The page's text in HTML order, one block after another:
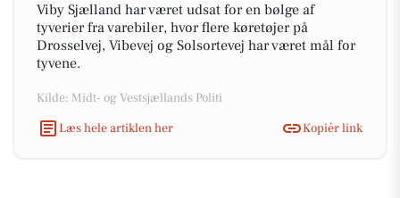
Viby Sjælland har været udsat for en bølge af
tyverier fra varebiler, hvor flere køretøjer på
Drosselvej, Vibevej og Solsortevej har været mål for
tyvene.
Kilde: Midt- og Vestsjællands Politi
Læs hele artiklen her
Kopiér link